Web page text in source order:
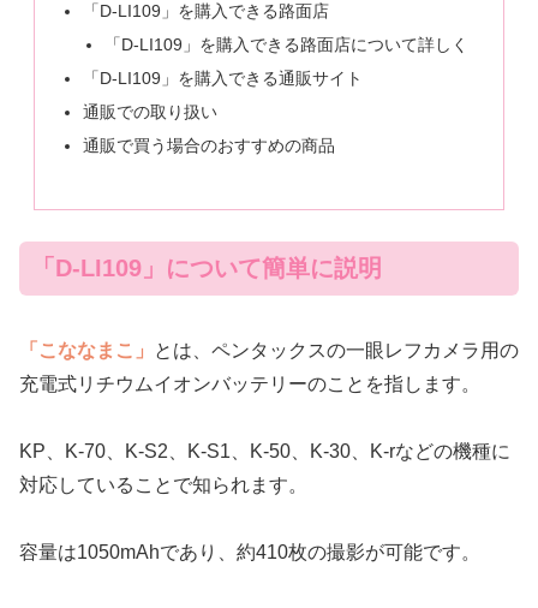
「D-LI109」を購入できる路面店
「D-LI109」を購入できる路面店について詳しく
「D-LI109」を購入できる通販サイト
通販での取り扱い
通販で買う場合のおすすめの商品
「D-LI109」について簡単に説明
「こななまこ」
とは、ペンタックスの一眼レフカメラ用の
充電式リチウムイオンバッテリーのことを指します。
KP、K-70、K-S2、K-S1、K-50、K-30、K-rなどの機種に
対応していることで知られます。
容量は1050mAhであり、約410枚の撮影が可能です。